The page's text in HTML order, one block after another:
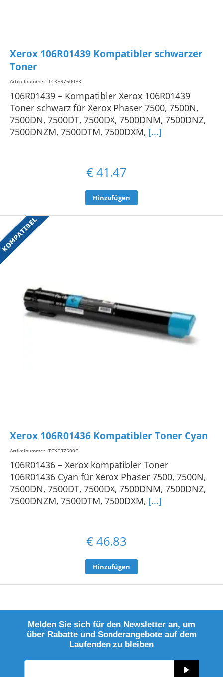
Xerox 106R01439 Kompatibler schwarzer
Toner
Artikelnummer: TCXER7500BK.
106R01439 – Kompatibler Xerox 106R01439
Toner schwarz für Xerox Phaser 7500, 7500N,
7500DN, 7500DT, 7500DX, 7500DNM, 7500DNZ,
7500DNZM, 7500DTM, 7500DXM, [...]
€41,47
Hinzufügen
Xerox 106R01436 Kompatibler Toner Cyan
Artikelnummer: TCXER7500C.
106R01436 – Xerox kompatibler Toner
106R01436 Cyan für Xerox Phaser 7500, 7500N,
7500DN, 7500DT, 7500DX, 7500DNM, 7500DNZ,
7500DNZM, 7500DTM, 7500DXM, [...]
€46,83
Hinzufügen
Melden Sie sich für den Newsletter an, um
über Rabatte und Sonderangebote auf dem
Laufenden zu bleiben